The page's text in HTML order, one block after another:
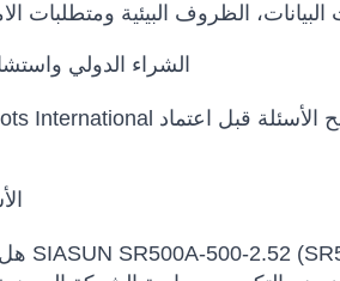
الشراء الدولي